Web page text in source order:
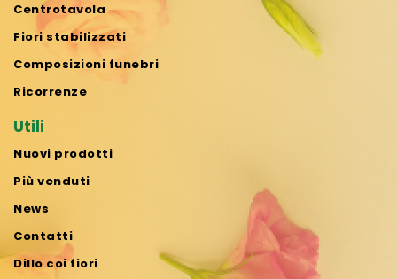
Centrotavola
Fiori stabilizzati
Composizioni funebri
Ricorrenze
Utili
Nuovi prodotti
Più venduti
News
Contatti
Dillo coi fiori